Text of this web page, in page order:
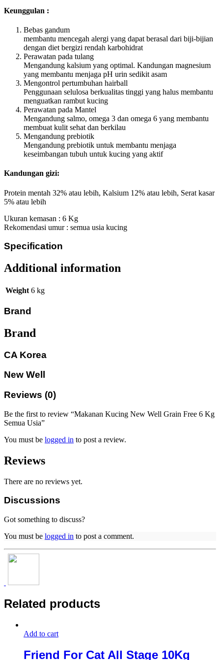
Keunggulan :
Bebas gandum
membantu mencegah alergi yang dapat berasal dari biji-bijian
dengan diet bergizi rendah karbohidrat
Perawatan pada tulang
Mengandung kalsium yang optimal. Kandungan magnesium
yang membantu menjaga pH urin sedikit asam
Mengontrol pertumbuhan hairball
Penggunaan selulosa berkualitas tinggi yang halus membantu
menguatkan rambut kucing
Perawatan pada Mantel
Mengandung salmo, omega 3 dan omega 6 yang membantu
membuat kulit sehat dan berkilau
Mengandung prebiotik
Mengandung prebiotik untuk membantu menjaga
keseimbangan tubuh untuk kucing yang aktif
Kandungan gizi:
Protein mentah 32% atau lebih, Kalsium 12% atau lebih, Serat kasar
5% atau lebih
Ukuran kemasan : 6 Kg
Rekomendasi umur : semua usia kucing
Specification
Additional information
Weight 6 kg
Brand
Brand
CA Korea
New Well
Reviews (0)
Be the first to review “Makanan Kucing New Well Grain Free 6 Kg
Semua Usia”
You must be logged in to post a review.
Reviews
There are no reviews yet.
Discussions
Got something to discuss?
You must be logged in to post a comment.
Related products
Add to cart
Friend For Cat All Stage 10Kg